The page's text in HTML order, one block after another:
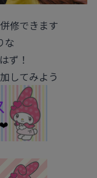
修できます
な
ず！
してみよう